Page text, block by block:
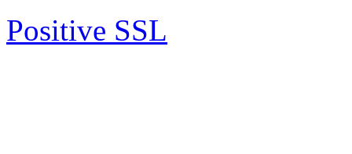
Positive SSL